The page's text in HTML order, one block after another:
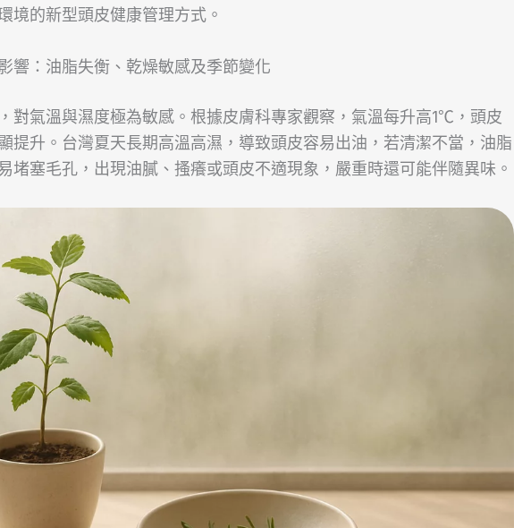
境的新型頭皮健康管理方式。
響：油脂失衡、乾燥敏感及季節變化
對氣溫與濕度極為敏感。根據皮膚科專家觀察，氣溫每升高1℃，頭皮
提升。台灣夏天長期高溫高濕，導致頭皮容易出油，若清潔不當，油脂
堵塞毛孔，出現油膩、搔癢或頭皮不適現象，嚴重時還可能伴隨異味。